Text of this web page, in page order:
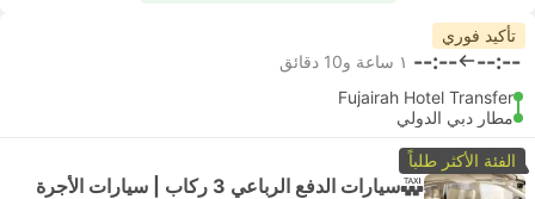
تأكيد فوري
--:--
--:-- ١ ساعة و‫10 دقائق
Fujairah Hotel Transfer
مطار دبي الدولي
الفئة الأكثر طلباً
سيارات الدفع الرباعي 3 ركاب | سيارات الأجرة